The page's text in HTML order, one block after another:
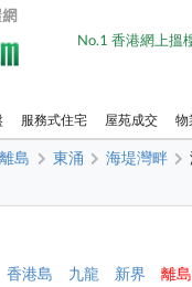
No.1 香港網上搵
服務式住宅 屋苑成交 物
離島 東涌 海堤灣畔
香港島 九龍 新界 離島